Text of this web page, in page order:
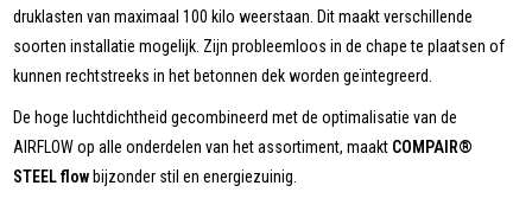
druklasten van maximaal 100 kilo weerstaan. Dit maakt verschillende
soorten installatie mogelijk. Zijn probleemloos in de chape te plaatsen of
kunnen rechtstreeks in het betonnen dek worden geïntegreerd.
De hoge luchtdichtheid gecombineerd met de optimalisatie van de
AIRFLOW op alle onderdelen van het assortiment, maakt COMPAIR®
STEEL flow bijzonder stil en energiezuinig.